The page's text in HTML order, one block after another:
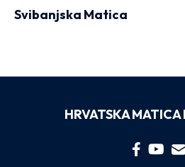
Svibanjska Matica
HRVATSKA